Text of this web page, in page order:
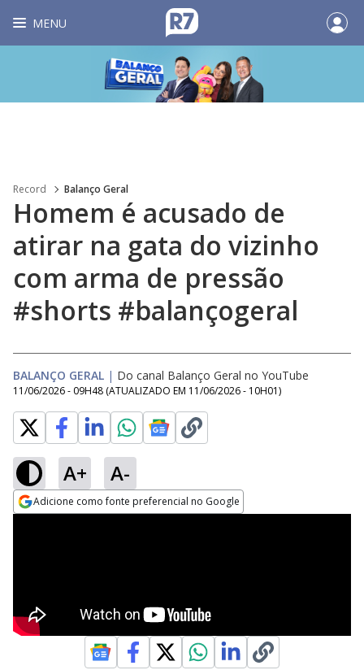
MENU
Record Balanço Geral
Homem é acusado de
atirar na gata do vizinho
com arma de pressão
#shorts #balançogeral
BALANÇO GERAL | Do canal Balanço Geral no YouTube
11/06/2026 - 09H48 (ATUALIZADO EM 11/06/2026 - 10H01)
A+ A-
Adicione como fonte preferencial no Google